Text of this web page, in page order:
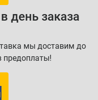
день заказа
мы доставим до
предоплаты!